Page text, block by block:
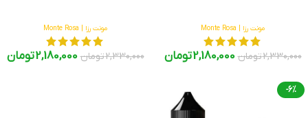
مونت رزا | Monte Rosa
2,330,000تومان 2,180,000تومان
مونت رزا | Monte Rosa
2,330,000تومان 2,180,000تومان
-6%